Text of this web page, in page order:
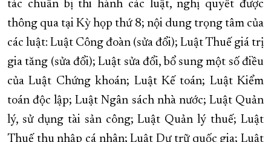
tác chuẩn bị thi hành các luật, nghị quyết được
thông qua tại Kỳ họp thứ 8; nội dung trọng tâm của
các luật: Luật Công đoàn (sửa đổi); Luật Thuế giá trị
gia tăng (sửa đổi); Luật sửa đổi, bổ sung một số điều
của Luật Chứng khoán; Luật Kế toán; Luật Kiểm
toán độc lập; Luật Ngân sách nhà nước; Luật Quản
lý, sử dụng tài sản công; Luật Quản lý thuế; Luật
Thuế thu nhập cá nhân; Luật Dự trữ quốc gia; Luật